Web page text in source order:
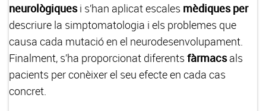
neurològiquesi s’han aplicat escales mèdiques per
descriure la simptomatologia i els problemes que
causa cada mutació en el neurodesenvolupament.
Finalment, s’ha proporcionat diferents fàrmacsals
pacients per conèixer el seu efecte en cada cas
concret.